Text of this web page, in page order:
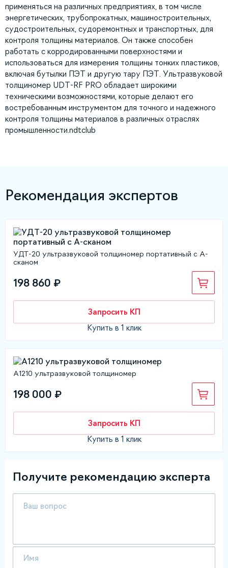
применяться на различных предприятиях, в том числе
энергетических, трубопрокатных, машиностроительных,
судостроительных, судоремонтных и транспортных, для
контроля толщины материалов. Он также способен
работать с корродированными поверхностями и
использоваться для измерения толщины тонких пластиков,
включая бутылки ПЭТ и другую тару ПЭТ. Ультразвуковой
толщиномер UDT-RF PRO обладает широкими
техническими возможностями, которые делают его
востребованным инструментом для точного и надежного
контроля толщины материалов в различных отраслях
промышленности.ndtclub
Рекомендация экспертов
УДТ-20 ультразвуковой толщиномер портативный с А-
сканом
198 860 ₽
Запросить КП
Купить в 1 клик
А1210 ультразвуковой толщиномер
198 000 ₽
Запросить КП
Купить в 1 клик
Получите рекомендацию эксперта